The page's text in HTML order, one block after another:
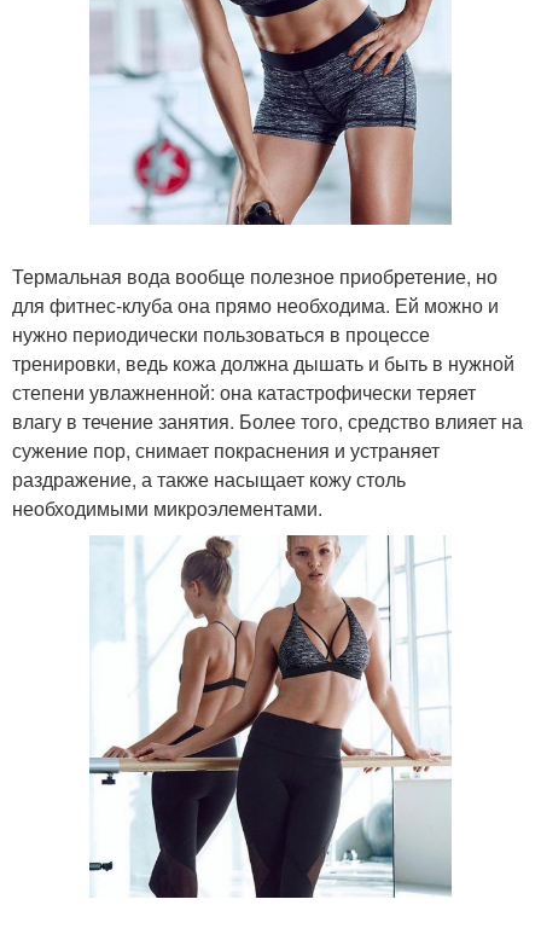
Термальная вода вообще полезное приобретение, но
для фитнес-клуба она прямо необходима. Ей можно и
нужно периодически пользоваться в процессе
тренировки, ведь кожа должна дышать и быть в нужной
степени увлажненной: она катастрофически теряет
влагу в течение занятия. Более того, средство влияет на
сужение пор, снимает покраснения и устраняет
раздражение, а также насыщает кожу столь
необходимыми микроэлементами.